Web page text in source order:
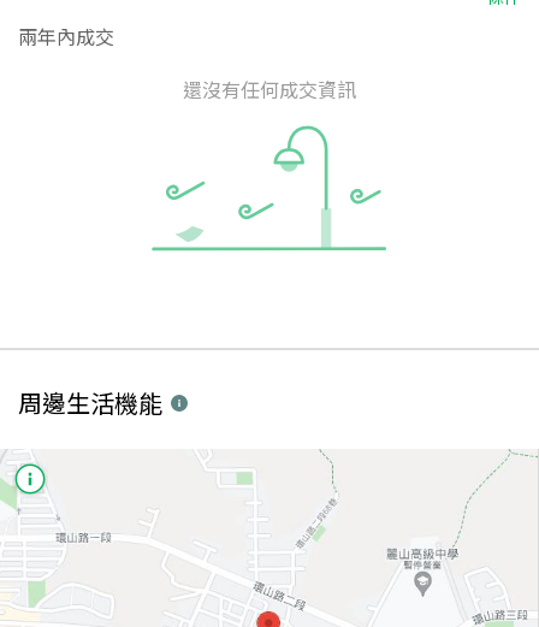
兩年內成交
還沒有任何成交資訊
周邊生活機能